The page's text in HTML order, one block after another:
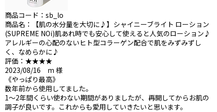
商品コード：sb_lo
商品名：【肌の水分量を大切に♪】シャイニーブライト ローション
(SUPREME NOi)肌あれ時でも安心して使えると人気のローション♪
アレルギーの心配のないヒト型コラーゲン配合で肌をみずみずし
く、なめらかに♪
評価：★★★★
2023/08/16 m 様
《やっぱり最高》
数年前から使用してました。
1〜2年間くらい使わない期間がありましたが、再開してからお肌の
調子が良いです。これからも愛用していきたいと思います。